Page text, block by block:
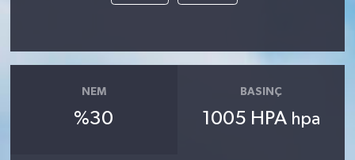
NEM
%30
BASINÇ
1005 HPA hpa